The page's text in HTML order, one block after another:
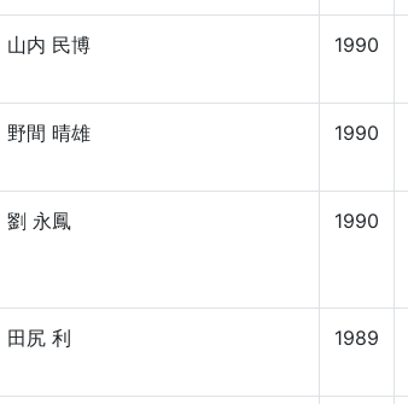
山内 民博 1990
野間 晴雄 1990
劉 永鳳 1990
田尻 利 1989